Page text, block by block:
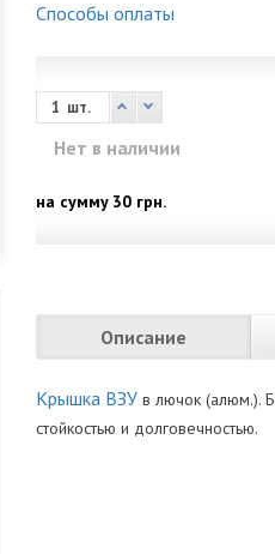
Способы оплаты
шт.
Нет в наличии
на сумму 30 грн.
Описание
Крышка ВЗУ в лючок (алюм.).
стойкостью и долговечностью.